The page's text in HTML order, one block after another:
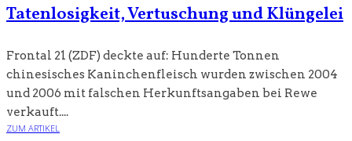
Tatenlosigkeit, Vertuschung und Klüngelei
Frontal 21 (ZDF) deckte auf: Hunderte Tonnen
chinesisches Kaninchenfleisch wurden zwischen 2004
und 2006 mit falschen Herkunftsangaben bei Rewe
verkauft....
ZUM ARTIKEL